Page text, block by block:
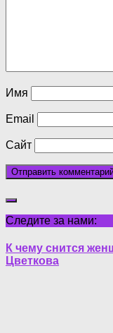
Имя
Email
Сайт
Следите за нами:
К чему снится
Цветкова